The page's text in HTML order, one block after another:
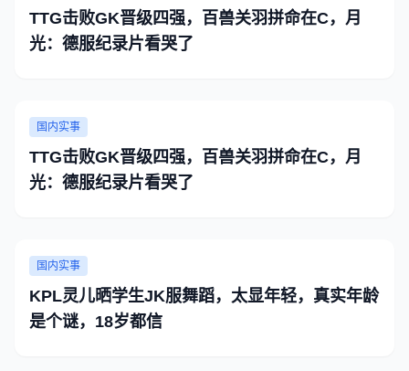
TTG击败GK晋级四强，百兽关羽拼命在C，月
光：德服纪录片看哭了
国内实事
TTG击败GK晋级四强，百兽关羽拼命在C，月
光：德服纪录片看哭了
国内实事
KPL灵儿晒学生JK服舞蹈，太显年轻，真实年龄
是个谜，18岁都信